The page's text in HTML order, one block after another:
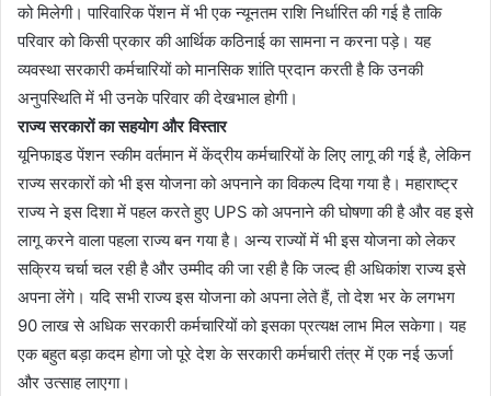
को मिलेगी। पारिवारिक पेंशन में भी एक न्यूनतम राशि निर्धारित की गई है ताकि
परिवार को किसी प्रकार की आर्थिक कठिनाई का सामना न करना पड़े। यह
व्यवस्था सरकारी कर्मचारियों को मानसिक शांति प्रदान करती है कि उनकी
अनुपस्थिति में भी उनके परिवार की देखभाल होगी।
राज्य सरकारों का सहयोग और विस्तार
यूनिफाइड पेंशन स्कीम वर्तमान में केंद्रीय कर्मचारियों के लिए लागू की गई है, लेकिन
राज्य सरकारों को भी इस योजना को अपनाने का विकल्प दिया गया है। महाराष्ट्र
राज्य ने इस दिशा में पहल करते हुए UPS को अपनाने की घोषणा की है और वह इसे
लागू करने वाला पहला राज्य बन गया है। अन्य राज्यों में भी इस योजना को लेकर
सक्रिय चर्चा चल रही है और उम्मीद की जा रही है कि जल्द ही अधिकांश राज्य इसे
अपना लेंगे। यदि सभी राज्य इस योजना को अपना लेते हैं, तो देश भर के लगभग
90 लाख से अधिक सरकारी कर्मचारियों को इसका प्रत्यक्ष लाभ मिल सकेगा। यह
एक बहुत बड़ा कदम होगा जो पूरे देश के सरकारी कर्मचारी तंत्र में एक नई ऊर्जा
और उत्साह लाएगा।